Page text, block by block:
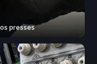
presses